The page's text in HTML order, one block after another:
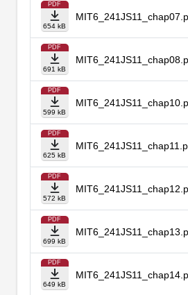
PDF
654 kB
PDF
691 kB
PDF
599 kB
PDF
625 kB
PDF
572 kB
PDF
699 kB
PDF
649 kB